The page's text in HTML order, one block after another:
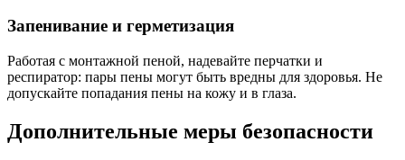
Запенивание и герметизация
Работая с монтажной пеной, надевайте перчатки и
респиратор: пары пены могут быть вредны для здоровья. Не
допускайте попадания пены на кожу и в глаза.
Дополнительные меры безопасности